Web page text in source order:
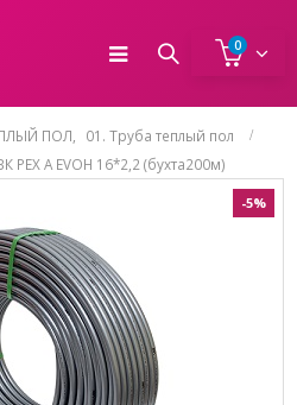
0
ПОЛ
01. Труба теплый пол
PEX A EVOH 16*2,2 (бухта200м)
-5%